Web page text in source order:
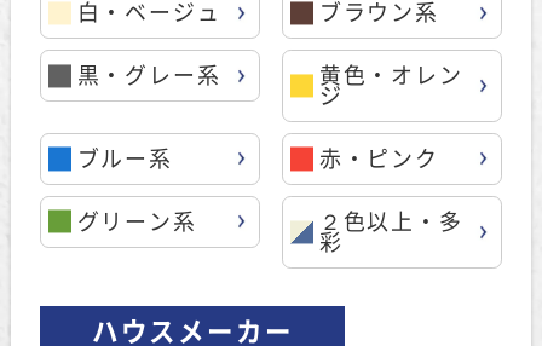
白・ベージュ ブラウン系
黒・グレー系
黄色・オレン
ジ
ブルー系 赤・ピンク
グリーン系
２色以上・多
彩
ハウスメーカー